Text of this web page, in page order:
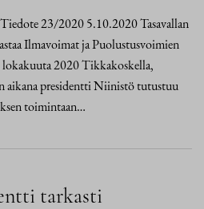
23/2020 5.10.2020 Tasavallan
Ilmavoimat ja Puolustusvoimien
2020 Tikkakoskella,
aikana presidentti Niinistö tutustuu
toimintaan…
tarkasti